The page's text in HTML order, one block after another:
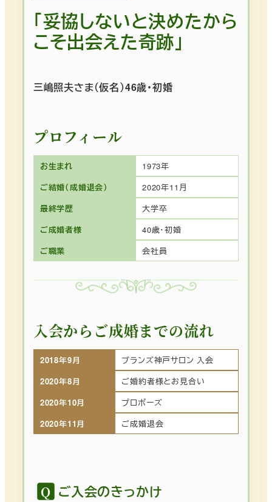
「妥協しないと決めたから
こそ出会えた奇跡」
三嶋照夫さま（仮名）46歳・初婚
プロフィール
お生まれ
1973年
ご結婚（成婚退会）
2020年11月
最終学歴
大学卒
ご成婚者様
40歳・初婚
ご職業
会社員
入会からご成婚までの流れ
2018年9月
ブランズ神戸サロン 入会
2020年8月
ご婚約者様とお見合い
2020年10月
プロポーズ
2020年11月
ご成婚退会
ご入会のきっかけ